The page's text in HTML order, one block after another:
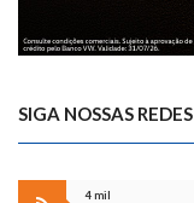
SIGA NOSSAS REDES
4 mil